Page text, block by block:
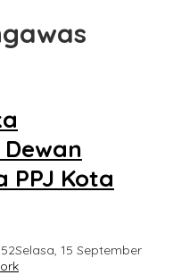
PPJ Kota
Selasa, 15 September